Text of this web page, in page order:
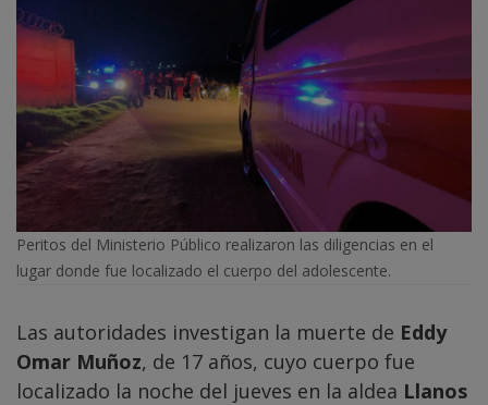
Peritos del Ministerio Público realizaron las diligencias en el
lugar donde fue localizado el cuerpo del adolescente.
Las autoridades investigan la muerte de Eddy
Omar Muñoz, de 17 años, cuyo cuerpo fue
localizado la noche del jueves en la aldea Llanos